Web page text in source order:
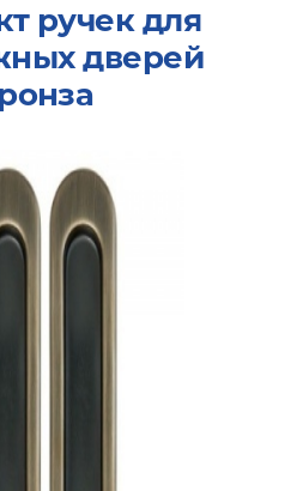
ручек для
дверей